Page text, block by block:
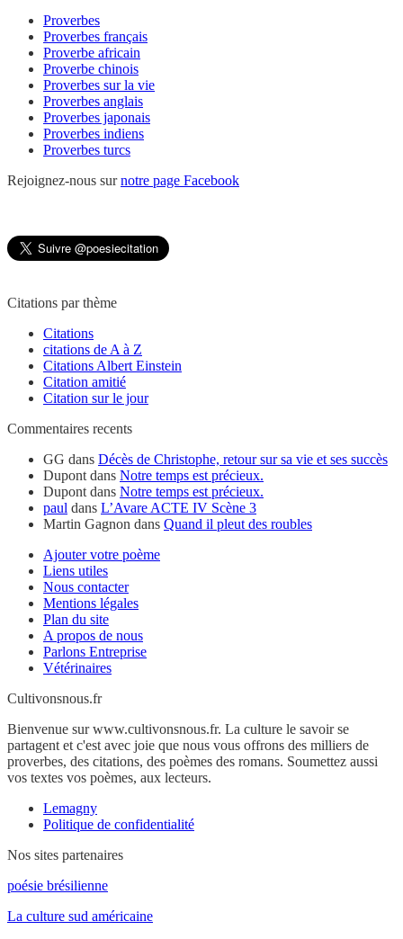
Proverbes
Proverbes français
Proverbe africain
Proverbe chinois
Proverbes sur la vie
Proverbes anglais
Proverbes japonais
Proverbes indiens
Proverbes turcs
Rejoignez-nous surnotre page Facebook
Citations par thème
Citations
citations de A à Z
Citations Albert Einstein
Citation amitié
Citation sur le jour
Commentaires recents
GG dans Décès de Christophe, retour sur sa vie et ses succès
Dupont dans Notre temps est précieux.
Dupont dans Notre temps est précieux.
paul dans L’Avare ACTE IV Scène 3
Martin Gagnon dans Quand il pleut des roubles
Ajouter votre poème
Liens utiles
Nous contacter
Mentions légales
Plan du site
A propos de nous
Parlons Entreprise
Vétérinaires
Cultivonsnous.fr
Bienvenue sur www.cultivonsnous.fr. La culture le savoir se
partagent et c'est avec joie que nous vous offrons des milliers de
proverbes, des citations, des poèmes des romans. Soumettez aussi
vos textes vos poèmes, aux lecteurs.
Lemagny
Politique de confidentialité
Nos sites partenaires
poésie brésilienne
La culture sud américaine